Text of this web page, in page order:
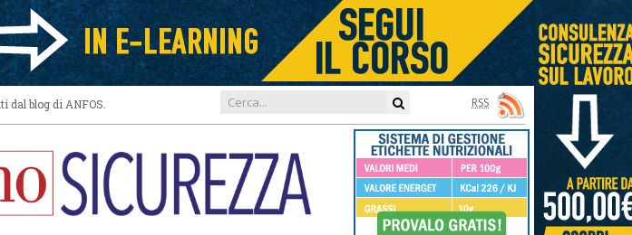
blog di ANFOS. RSS